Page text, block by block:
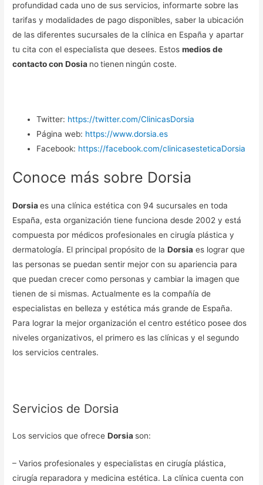
profundidad cada uno de sus servicios, informarte sobre las
tarifas y modalidades de pago disponibles, saber la ubicación
de las diferentes sucursales de la clínica en España y apartar
tu cita con el especialista que desees. Estosmedios de
contacto con Dosia notienen ningún coste.
Twitter: https://twitter.com/ClinicasDorsia
Página web: https://www.dorsia.es
Facebook: https://facebook.com/clinicasesteticaDorsia
Conoce más sobre Dorsia
Dorsiaes una clínica estética con 94 sucursales en toda
España, esta organización tiene funciona desde 2002 y está
compuesta por médicos profesionales en cirugía plástica y
dermatología. El principal propósito de laDorsia es lograr que
las personas se puedan sentir mejor con su apariencia para
que puedan crecer como personas y cambiar la imagen que
tienen de si mismas. Actualmente es la compañía de
especialistas en belleza y estética más grande de España.
Para lograr la mejor organización el centro estético posee dos
niveles organizativos, el primero es las clínicas y el segundo
los servicios centrales.
Servicios de Dorsia
Los servicios que ofreceDorsia son:
– Varios profesionales y especialistas en cirugía plástica,
cirugía reparadora y medicina estética. La clínica cuenta con